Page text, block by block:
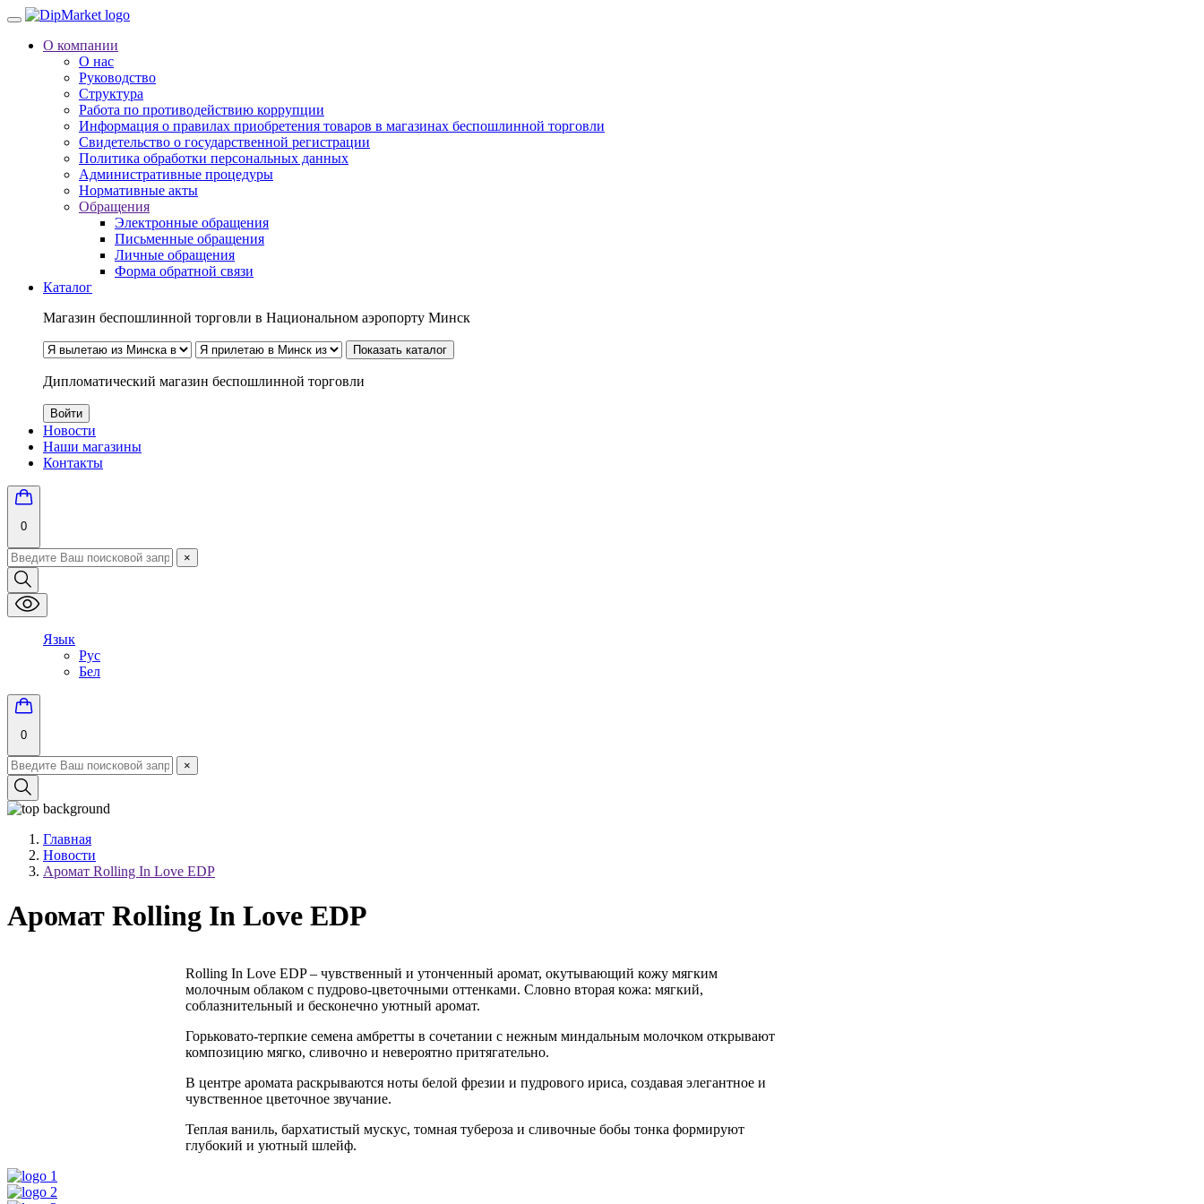
О компании
О нас
Руководство
Структура
Работа по противодействию коррупции
Информация о правилах приобретения товаров в магазинах беспошлинной торговли
Свидетельство о государственной регистрации
Политика обработки персональных данных
Административные процедуры
Нормативные акты
Обращения
Электронные обращения
Письменные обращения
Личные обращения
Форма обратной связи
Каталог
Магазин беспошлинной торговли в Национальном аэропорту Минск
Показать каталог
Дипломатический магазин беспошлинной торговли
Войти
Новости
Наши магазины
Контакты
0
×
Язык
Рус
Бел
0
×
Главная
Новости
Аромат Rolling In Love EDP
Аромат Rolling In Love EDP
Rolling In Love EDP – чувственный и утонченный аромат, окутывающий кожу мягким
молочным облаком с пудрово-цветочными оттенками. Словно вторая кожа: мягкий,
соблазнительный и бесконечно уютный аромат.
Горьковато-терпкие семена амбретты в сочетании с нежным миндальным молочком открывают
композицию мягко, сливочно и невероятно притягательно.
В центре аромата раскрываются ноты белой фрезии и пудрового ириса, создавая элегантное и
чувственное цветочное звучание.
Теплая ваниль, бархатистый мускус, томная тубероза и сливочные бобы тонка формируют
глубокий и уютный шлейф.